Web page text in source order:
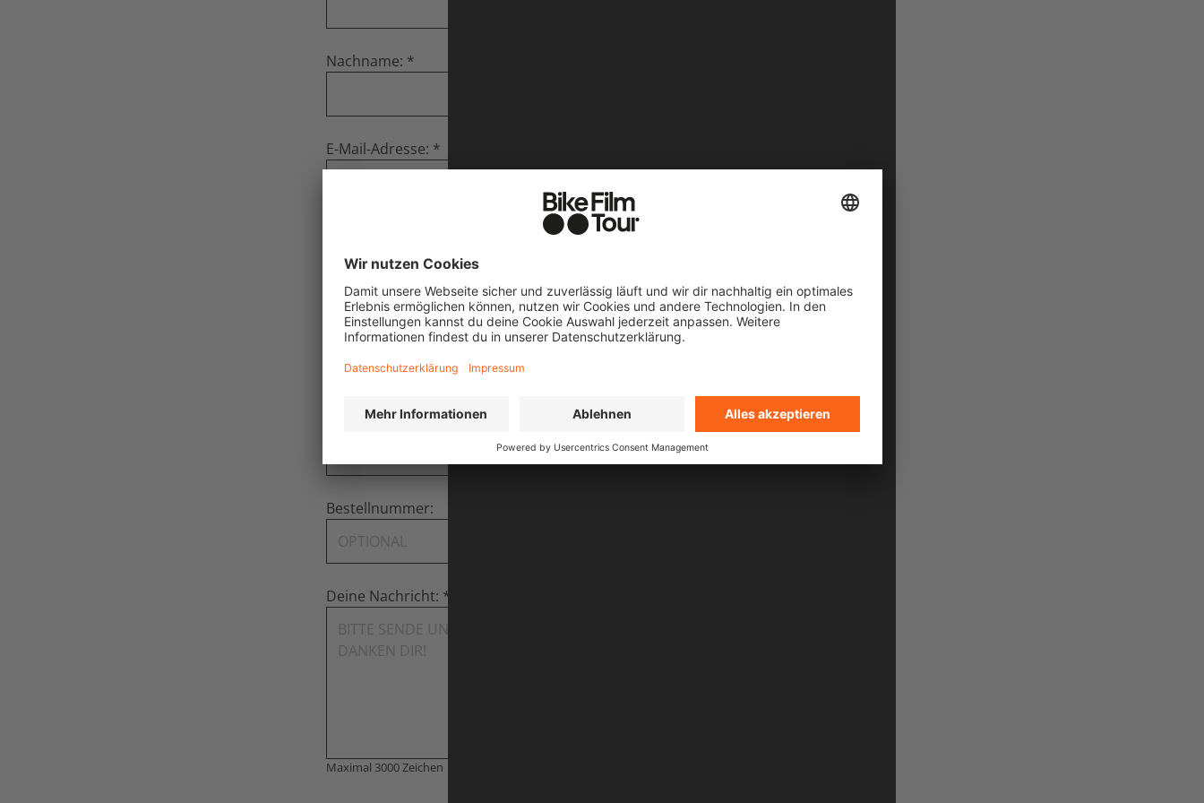
Nachname:
E-Mail-Adresse:
DEINE NACHRICHT
Betreff:
Event (Stadt & Datum):
Bestellnummer:
Deine Nachricht:
Maximal 3000 Zeichen